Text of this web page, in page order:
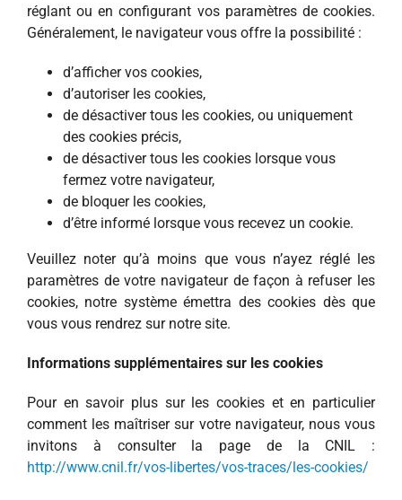
réglant ou en configurant vos paramètres de cookies.
Généralement, le navigateur vous offre la possibilité :
d’afficher vos cookies,
d’autoriser les cookies,
de désactiver tous les cookies, ou uniquement
des cookies précis,
de désactiver tous les cookies lorsque vous
fermez votre navigateur,
de bloquer les cookies,
d’être informé lorsque vous recevez un cookie.
Veuillez noter qu’à moins que vous n’ayez réglé les
paramètres de votre navigateur de façon à refuser les
cookies, notre système émettra des cookies dès que
vous vous rendrez sur notre site.
Informations supplémentaires sur les cookies
Pour en savoir plus sur les cookies et en particulier
comment les maîtriser sur votre navigateur, nous vous
invitons à consulter la page de la CNIL :
http://www.cnil.fr/vos-libertes/vos-traces/les-cookies/